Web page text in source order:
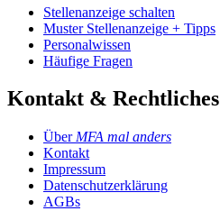
Stellenanzeige schalten
Muster Stellenanzeige + Tipps
Personalwissen
Häufige Fragen
Kontakt & Rechtliches
Über MFA mal anders
Kontakt
Impressum
Datenschutzerklärung
AGBs